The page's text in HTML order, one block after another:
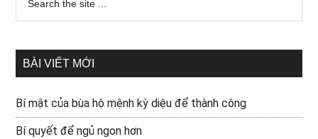
BÀI VIẾT MỚI
Bí mật của bùa hộ mệnh kỳ diệu để thành công
Bí quyết để ngủ ngon hơn